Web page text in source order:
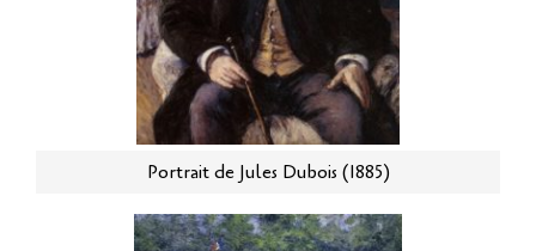
Portrait de Jules Dubois (1885)